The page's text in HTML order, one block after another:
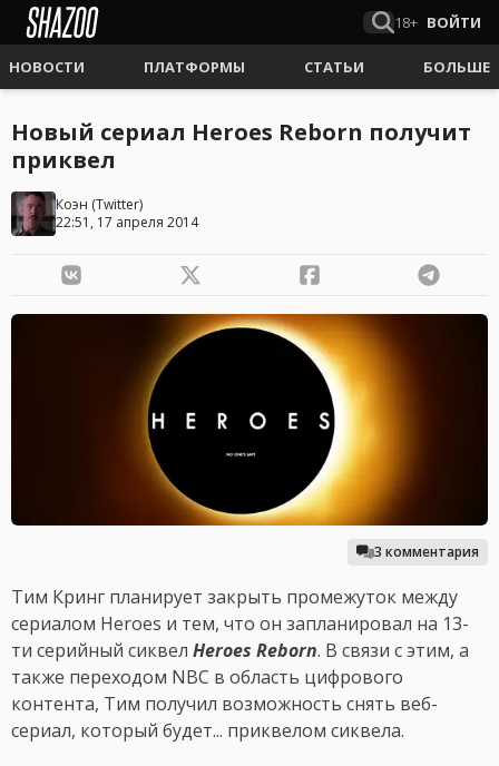
18+ ВОЙТИ
НОВОСТИ ПЛАТФОРМЫ СТАТЬИ БОЛЬШЕ
Новый сериал Heroes Reborn получит
приквел
Коэн (Twitter)
22:51, 17 апреля 2014
3 комментария
Тим Кринг планирует закрыть промежуток между
сериалом Heroes и тем, что он запланировал на 13-
ти серийный сиквел Heroes Reborn. В связи с этим, а
также переходом NBC в область цифрового
контента, Тим получил возможность снять веб-
сериал, который будет... приквелом сиквела.